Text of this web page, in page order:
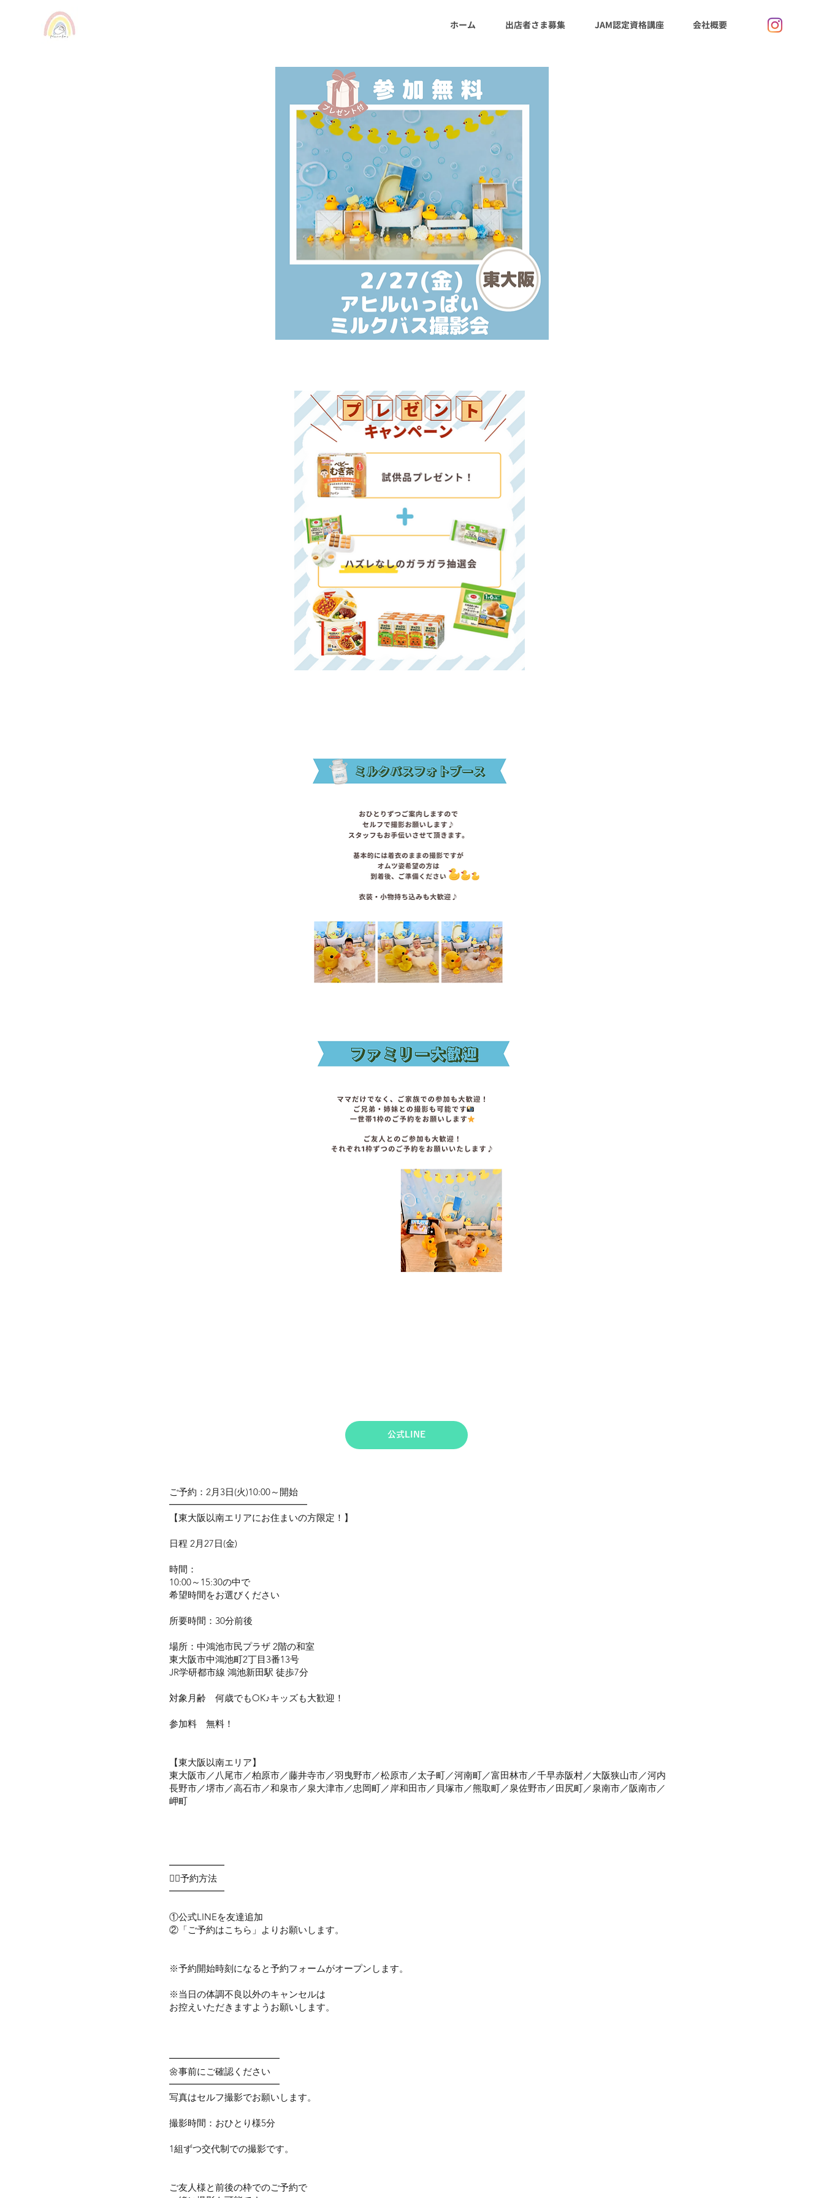
ホーム 出店者さま募集 JAM認定資格講座 会社概要
ご予約：2月3日(火)10:00～開始
⁡━━━━━━━━━━━━━━━
【東大阪以南エリアにお住まいの方限定！】
日程 2月27日(金)
時間：
10:00～15:30の中で
希望時間をお選びください
​所要時間：30分前後
場所：中鴻池市民プラザ 2階の和室
東大阪市中鴻池町2丁目3番13号
JR学研都市線 鴻池新田駅 徒歩7分
対象月齢 何歳でもOK♪キッズも大歓迎！
参加料 無料！
【​東大阪以南エリア】
東大阪市／八尾市／柏原市／藤井寺市／羽曳野市／松原市／太子町／河南町／富田林市／千早赤阪村／大阪狭山市／河内
長野市／堺市／高石市／和泉市／泉大津市／忠岡町／岸和田市／貝塚市／熊取町／泉佐野市／田尻町／泉南市／阪南市／
岬町
━━━━━━
💁‍♀️予約方法
━━━━━━
①公式LINEを友達追加​
②「ご予約はこちら」よりお願いします。
​※予約開始時刻になると予約フォームがオープンします。⁡
※当日の体調不良以外のキャンセルは
お控えいただきますようお願いします​。​
⁡━━━━━━━━━━━━
⁡🌼事前にご確認ください
━━━━━━━━━━━━
写真はセルフ撮影でお願いします。
撮影時間：おひとり様5分
1組ずつ交代制での撮影です。
ご友人様と前後の枠でのご予約で
公式LINE